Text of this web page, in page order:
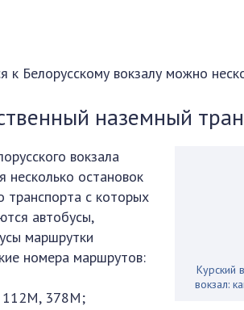
к Белорусскому вокзалу можно
наземный
Курский
вокзал:
вокзала
несколько остановок
транспорта с которых
автобусы,
маршрутки
номера маршрутов:
112М, 378М;